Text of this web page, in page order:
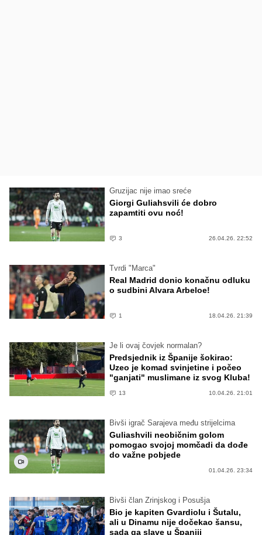
Gruzijac nije imao sreće
Giorgi Guliahsvili će dobro
zapamtiti ovu noć!
3 26.04.26. 22:52
Tvrdi "Marca"
Real Madrid donio konačnu odluku
o sudbini Alvara Arbeloe!
1 18.04.26. 21:39
Je li ovaj čovjek normalan?
Predsjednik iz Španije šokirao:
Uzeo je komad svinjetine i počeo
"ganjati" muslimane iz svog Kluba!
13 10.04.26. 21:01
Bivši igrač Sarajeva među strijelcima
Guliashvili neobičnim golom
pomogao svojoj momčadi da dođe
do važne pobjede
01.04.26. 23:34
Bivši član Zrinjskog i Posušja
Bio je kapiten Gvardiolu i Šutalu,
ali u Dinamu nije dočekao šansu,
sada ga slave u Španiji